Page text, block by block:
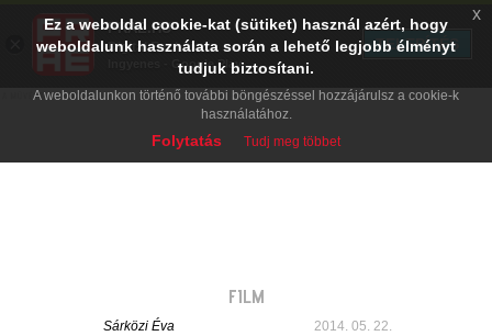
FILM
Sárközi Éva 2014. 05. 22.
Ez a weboldal cookie-kat (sütiket) használ azért, hogy
weboldalunk használata során a lehető legjobb élményt
tudjuk biztosítani.
A weboldalunkon történő további böngészéssel hozzájárulsz a cookie-k
használatához.
Folytatás Tudj meg többet
x
PRAE.HU
Digital Evolution
Ingyenes - Google Play
TELEPÍTÉS